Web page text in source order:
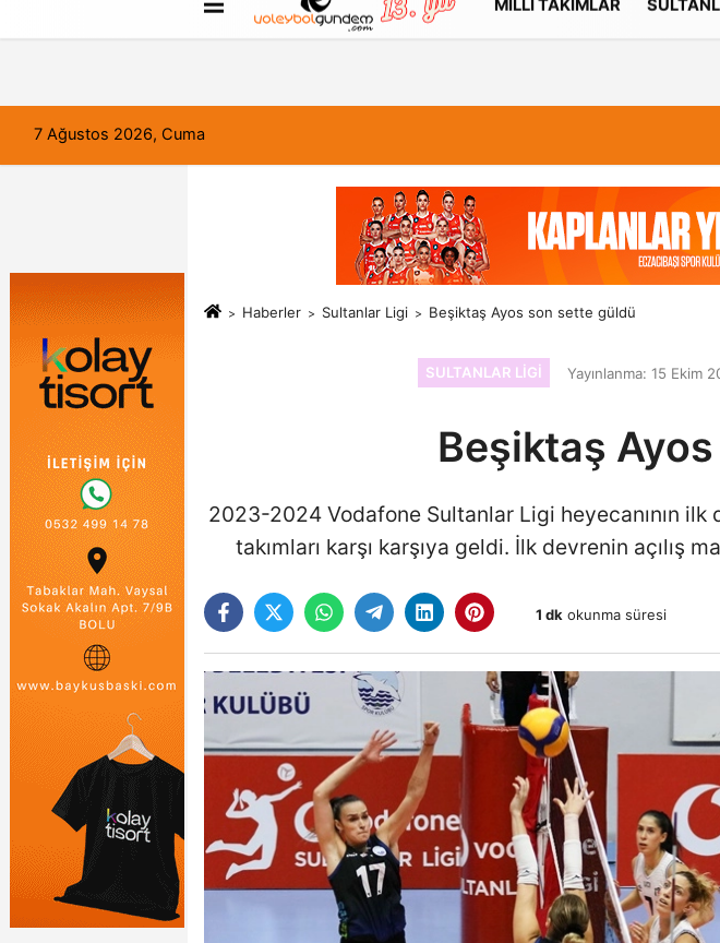
FORUM Haber Gönder Künye
MILLI TAKIMLAR
7 Ağustos 2026, Cuma
Haberler Sultanlar Ligi Beşiktaş Ayos son sette güldü
SULTANLAR LIGI Yayınlanma: 15 Ekim
Beşiktaş
2023-2024 Vodafone Sultanlar Ligi heyecanının ilk
takımları karşı karşıya geldi. İlk devrenin açılış
1 dk okunma süresi